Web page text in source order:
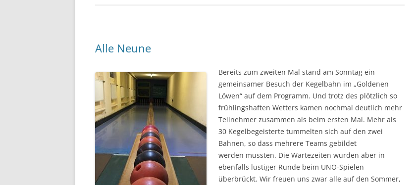
Alle Neune
Bereits zum zweiten Mal stand am Sonntag ein
gemeinsamer Besuch der Kegelbahn im „Goldenen
Löwen“ auf dem Programm. Und trotz des plötzlich so
frühlingshaften Wetters kamen nochmal deutlich mehr
Teilnehmer zusammen als beim ersten Mal. Mehr als
30 Kegelbegeisterte tummelten sich auf den zwei
Bahnen, so dass mehrere Teams gebildet
werden mussten. Die Wartezeiten wurden aber in
ebenfalls lustiger Runde beim UNO-Spielen
überbrückt. Wir freuen uns zwar alle auf den Sommer,